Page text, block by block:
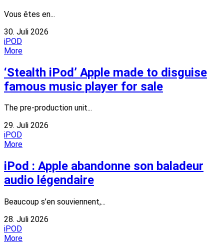
Vous êtes en...
30. Juli 2026
iPOD
More
‘Stealth iPod’ Apple made to disguise
famous music player for sale
The pre-production unit...
29. Juli 2026
iPOD
More
iPod : Apple abandonne son baladeur
audio légendaire
Beaucoup s’en souviennent,...
28. Juli 2026
iPOD
More